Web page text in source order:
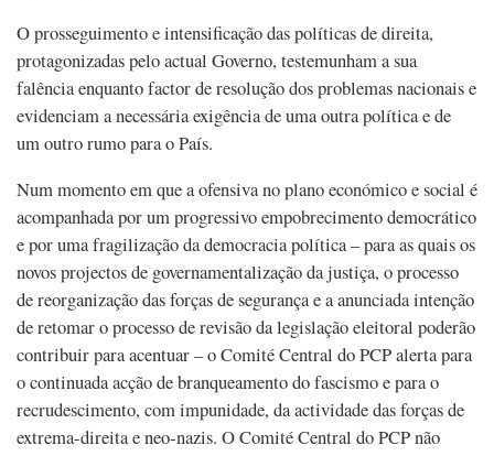
O prosseguimento e intensificação das políticas de direita,
protagonizadas pelo actual Governo, testemunham a sua
falência enquanto factor de resolução dos problemas nacionais e
evidenciam a necessária exigência de uma outra política e de
um outro rumo para o País.
Num momento em que a ofensiva no plano económico e social é
acompanhada por um progressivo empobrecimento democrático
e por uma fragilização da democracia política – para as quais os
novos projectos de governamentalização da justiça, o processo
de reorganização das forças de segurança e a anunciada intenção
de retomar o processo de revisão da legislação eleitoral poderão
contribuir para acentuar – o Comité Central do PCP alerta para
o continuada acção de branqueamento do fascismo e para o
recrudescimento, com impunidade, da actividade das forças de
extrema-direita e neo-nazis. O Comité Central do PCP não